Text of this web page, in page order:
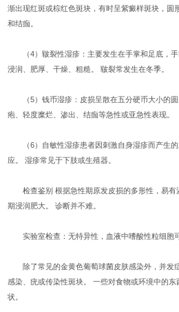
渐出现红斑或棕红色斑块，有时呈紫癜样斑块，圆
和结痂。
（4）皲裂性湿疹：主要发生在手掌和足底，手
浸润、肥厚、干燥、粗糙。 皲裂常发生在冬季。
（5）钱币湿疹：皮损呈散在五分硬币大小的圆
疱、轻度糜烂、渗出、结痂等急性或亚急性表现。
（6）自敏性湿疹患者因刺激自身湿疹而产生的
应。 湿疹常见于下肢或生殖器。
检查鉴别 根据急性期原发皮损的多形性，易有
期浸润肥大。 诊断并不难。
实验室检查：无特异性，血液中嗜酸性粒细胞可
除了常见的金黄色葡萄球菌皮肤感染外，并发
感染、疣或传染性斑块。 一些对食物或环境中的
状。